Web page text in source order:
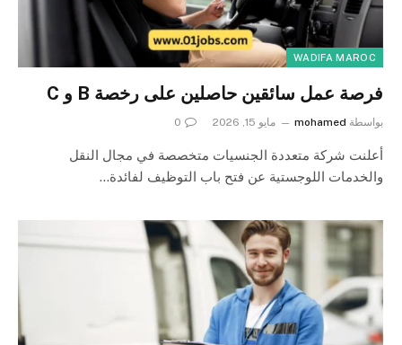
WADIFA MAROC
فرصة عمل سائقين حاصلين على رخصة B و C
بواسطة mohamed مايو 15, 2026 0
أعلنت شركة متعددة الجنسيات متخصصة في مجال النقل
والخدمات اللوجستية عن فتح باب التوظيف لفائدة…